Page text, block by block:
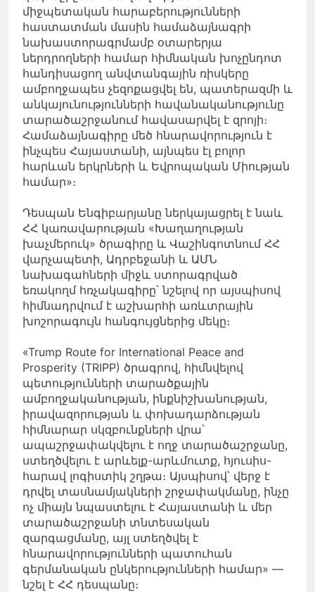
միջպետական հարաբերությունների
հաստատման մասին համաձայնագրի
նախաստորագրմամբ օտարերյա
ներդրողների համար հիմնական խոչընդոտ
հանդիսացող անվտանգային ռիսկերը
ամբողջապես չեզոքացվել են, պատերազմի և
անկայունությունների հավանականությունը
տարածաշրջանում հավասարվել է զրոյի։
Համաձայնագիրը մեծ հնարավորություն է
ինչպես Հայաստանի, այնպես էլ բոլոր
հարևան երկրների և Եվրոպական Միության
համար»։
Դեսպան Ենգիբարյանը ներկայացրել է նաև
ՀՀ կառավարության «Խաղաղության
խաչմերուկ» ծրագիրը և Վաշինգոտնում ՀՀ
վարչապետի, Ադրբեջանի և ԱՄՆ
նախագահների միջև ստորագրված
եռակողմ հռչակագիրը՝ նշելով որ այսպիսով
հիմնադրվում է աշխարհի առևտրային
խոշորագույն հանգույցներից մեկը։
«Trump Route for International Peace and
Prosperity (TRIPP) ծրագրով, հիմնվելով
պետությունների տարածքային
ամբողջականության, ինքնիշխանության,
իրավազորության և փոխադարձության
հիմնարար սկզբունքների վրա՝
ապաշրջափակվելու է ողջ տարածաշրջանը,
ստեղծվելու է արևելք-արևմուտք, հյուսիս-
հարավ լոգիստիկ շղթա։ Այսպիսով՝ վերջ է
դրվել տասնամյակների շրջափակմանը, ինչը
ոչ միայն նպաստելու է Հայաստանի և մեր
տարածաշրջանի տնտեսական
զարգացմանը, այլ ստեղծվել է
հնարավորությունների պատուհան
գերմանական ընկերությունների համար» —
նշել է ՀՀ դեսպանը։